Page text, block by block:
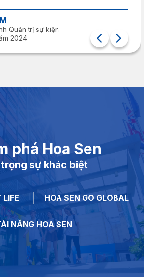
Cựu Sinh
Thủ khoa
phá Hoa Sen
trọng sự khác biệt
LIFE HOA SEN GO GLOBAL
NĂNG HOA SEN